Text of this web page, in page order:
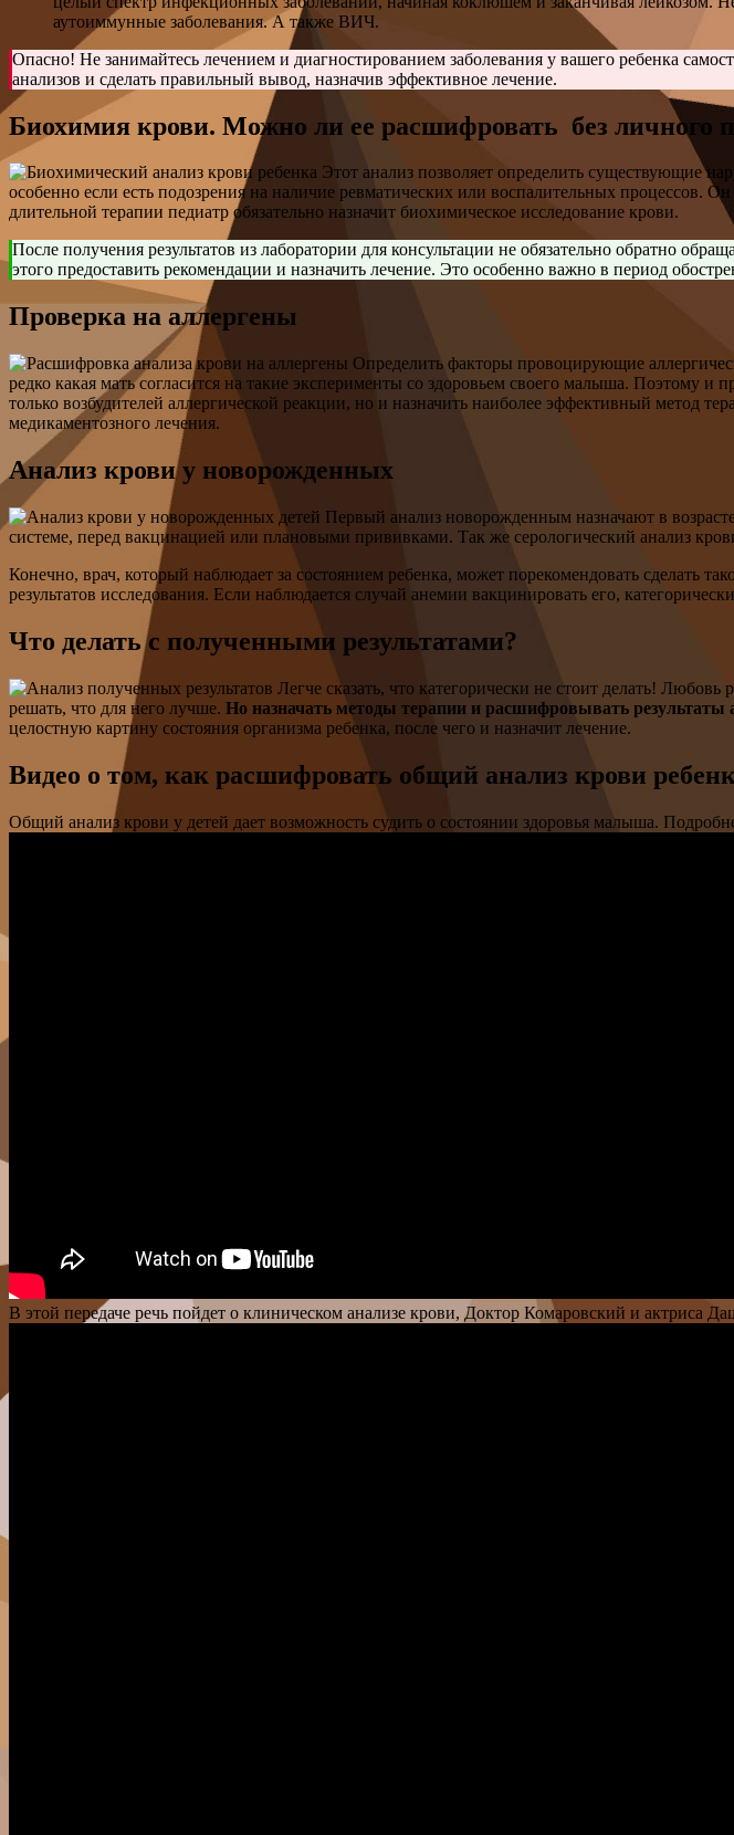
аутоиммунные заболевания. А также ВИЧ.
Опасно! Не занимайтесь лечением и диагностированием заболевания у вашего ребенка
анализов и сделать правильный вывод, назначив эффективное лечение.
Биохимия крови. Можно ли ее расшифровать без личного
Этот анализ позволяет определить существующие
особенно если есть подозрения на наличие ревматических или воспалительных процессов.
длительной терапии педиатр обязательно назначит биохимическое исследование крови.
После получения результатов из лаборатории для консультации не обязательно обратно
этого предоставить рекомендации и назначить лечение. Это особенно важно в период
Проверка на аллергены
Определить факторы провоцирующие
редко какая мать согласится на такие эксперименты со здоровьем своего малыша. Поэтому и
только возбудителей аллергической реакции, но и назначить наиболее эффективный метод
медикаментозного лечения.
Анализ крови у новорожденных
Первый анализ новорожденным назначают в
системе, перед вакцинацией или плановыми прививками. Так же серологический анализ
Конечно, врач, который наблюдает за состоянием ребенка, может порекомендовать сделать
результатов исследования. Если наблюдается случай анемии вакцинировать его,
Что делать с полученными результатами?
Легче сказать, что категорически не стоит делать!
решать, что для него лучше. Но назначать методы терапии и расшифровывать результаты
целостную картину состояния организма ребенка, после чего и назначит лечение.
Видео о том, как расшифровать общий анализ крови
Общий анализ крови у детей дает возможность судить о состоянии здоровья малыша.
В этой передаче речь пойдет о клиническом анализе крови, Доктор Комаровский и актриса